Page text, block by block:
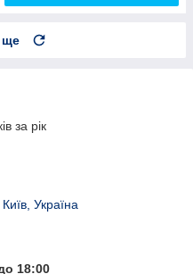
ще
за рік
Україна
18:00